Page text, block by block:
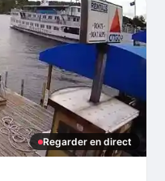
Regarder en direct